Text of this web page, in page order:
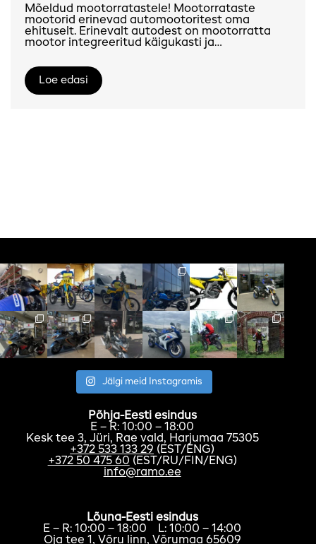
Mõeldud mootorratastele! Mootorrataste
mootorid erinevad automootoritest oma
ehituselt. Erinevalt autodest on mootorratta
mootor integreeritud käigukasti ja…
Loe edasi
Jälgi meid Instagramis
Põhja-Eesti esindus
E – R: 10:00 – 18:00
Kesk tee 3, Jüri, Rae vald, Harjumaa 75305
+372 533 133 29 (EST/ENG)
+372 50 475 60 (EST/RU/FIN/ENG)
info@ramo.ee
Lõuna-Eesti esindus
E – R: 10:00 – 18:00 L: 10:00 – 14:00
Oja tee 1, Võru linn, Võrumaa 65609